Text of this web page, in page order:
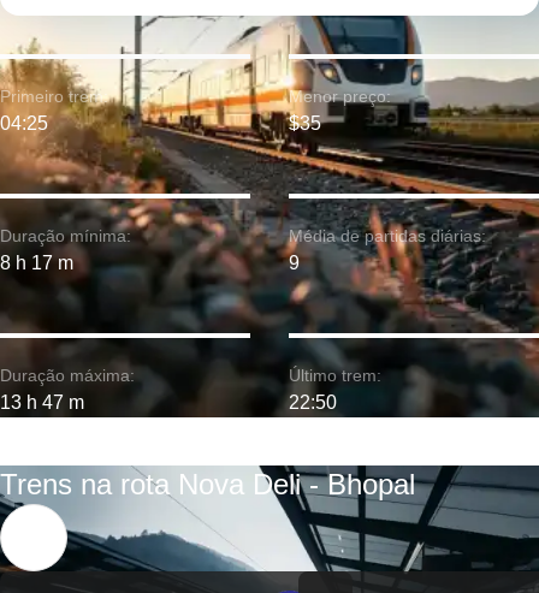
Duração mínima:
8 h 17 m
Primeiro trem:
04:25
Duração máxima:
13 h 47 m
Menor preço:
$35
Média de partidas diárias:
9
Último trem:
22:50
Trens na rota Nova Deli - Bhopal